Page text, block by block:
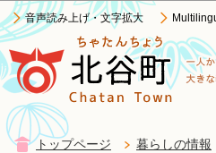
音声読み上げ・文字拡大
トップページ 暮らしの情報